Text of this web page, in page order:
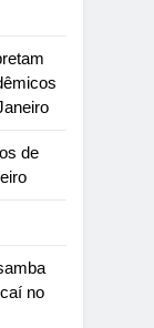
de
no